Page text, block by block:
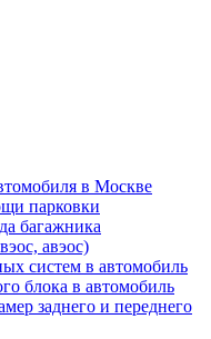
в Москве
парковки
багажника
авэос)
систем в автомобиль
блока в автомобиль
заднего и переднего